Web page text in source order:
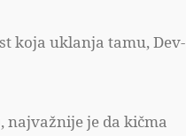
koja uklanja tamu, Dev-
najvažnije je da kičma